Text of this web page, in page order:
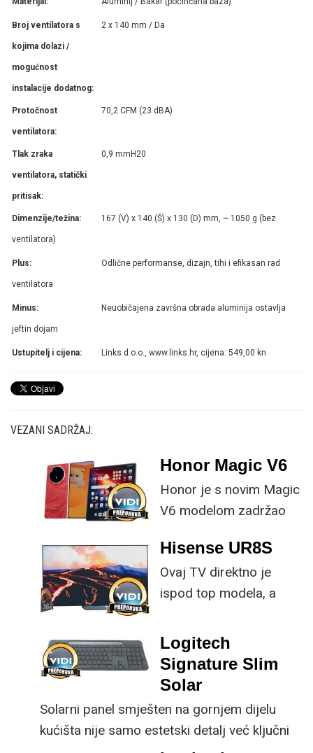
Broj ventilatora s
kojima dolazi /
mogućnost
instalacije dodatnog:
2 x 140 mm / Da
Protočnost
ventilatora:
70,2 CFM (23 dBA)
Tlak zraka
ventilatora, statički
pritisak:
0,9 mmH20
Dimenzije/težina: 167 (V) x 140 (Š) x 130 (D) mm, ~ 1050 g (bez
ventilatora)
Plus: Odlične performanse, dizajn, tihi i efikasan rad
ventilatora
Minus: Neuobičajena završna obrada aluminija ostavlja
jeftin dojam
Ustupitelj i cijena: Links d.o.o., www.links.hr, cijena: 549,00 kn
VEZANI SADRŽAJ:
Honor Magic V6
Honor je s novim Magic
V6 modelom zadržao
specifikacije, no
istovremeno
implementirao
ključne svakom
korisniku.
Hisense UR8S
Ovaj TV direktno je
ispod top modela, a
male ustupke možete
osjetno uštedjeti pri
kupnji.
Logitech
Signature Slim
Solar
Solarni panel smješten na gornjem dijelu
kućišta nije samo estetski detalj već ključni